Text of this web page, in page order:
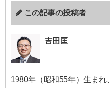
この記事の投稿者
吉田匡
1980年（昭和55年）生まれ